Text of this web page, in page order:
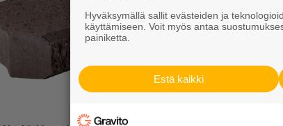
Hyväksymällä sallit evästeiden ja
käyttämiseen. Voit myös antaa
painiketta.
Estä kaikki